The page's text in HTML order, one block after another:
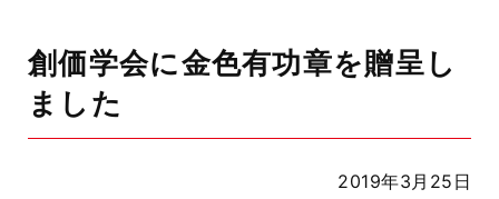
創価学会に金色有功章を贈呈し
ました
2019年3月25日